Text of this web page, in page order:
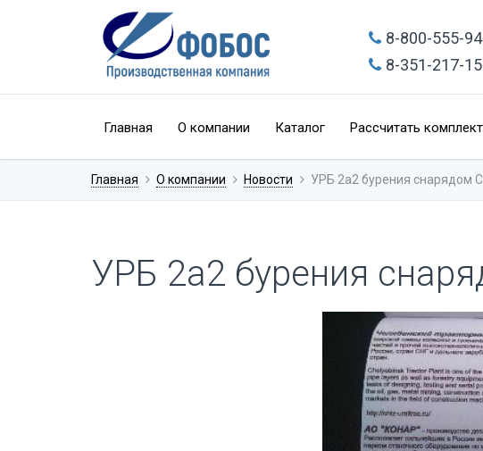
8-800-555-
8-351-217-
Главная О компании Каталог Рассчитать комплект
Главная О компании Новости УРБ 2а2 бурения снарядом
УРБ 2а2 бурения